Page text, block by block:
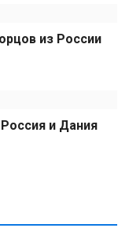
из России
и Дания